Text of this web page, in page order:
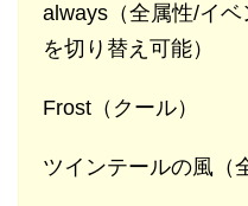
always（全属性/イ
を切り替え可能）
Frost（クール）
ツインテールの風（